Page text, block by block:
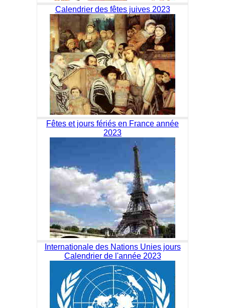
Calendrier des fêtes juives 2023
Fêtes et jours fériés en France année
2023
Internationale des Nations Unies jours
Calendrier de l'année 2023